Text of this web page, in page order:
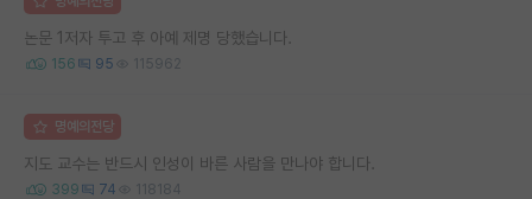
논문 1저자 투고 후 아예 제명 당했습니다.
156 95 115962
명예의전당
지도 교수는 반드시 인성이 바른 사람을 만나야 합니다.
399 74 118184